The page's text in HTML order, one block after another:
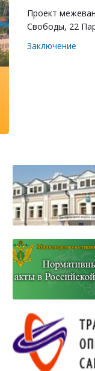
Проект
Свободы, 22
Заключение